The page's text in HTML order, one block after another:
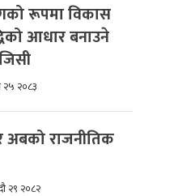
रूपमा विकास
आधार बनाउने
२०८३
राजनीतिक
२९ २०८२